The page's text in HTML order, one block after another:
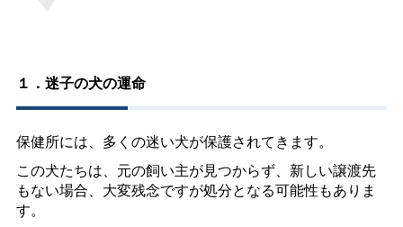
１．迷子の犬の運命
保健所には、多くの迷い犬が保護されてきます。
この犬たちは、元の飼い主が見つからず、新しい譲渡先
もない場合、大変残念ですが処分となる可能性もありま
す。